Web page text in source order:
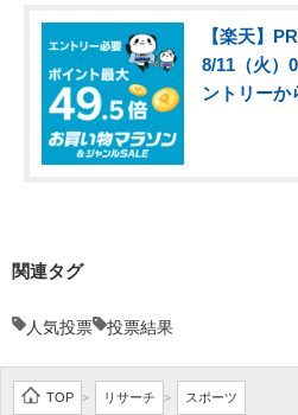
【楽天】
8/11（火
ントリーか
関連タグ
人気投票 投票結果
TOP > リサーチ > スポーツ